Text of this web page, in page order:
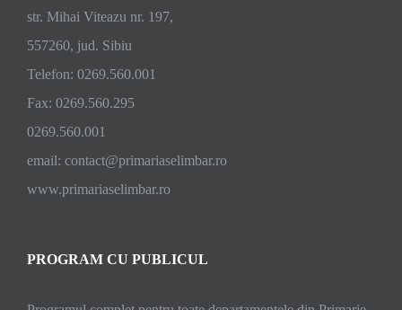
str. Mihai Viteazu nr. 197,
557260, jud. Sibiu
Telefon: 0269.560.001
Fax: 0269.560.295
0269.560.001
email: contact@primariaselimbar.ro
www.primariaselimbar.ro
PROGRAM CU PUBLICUL